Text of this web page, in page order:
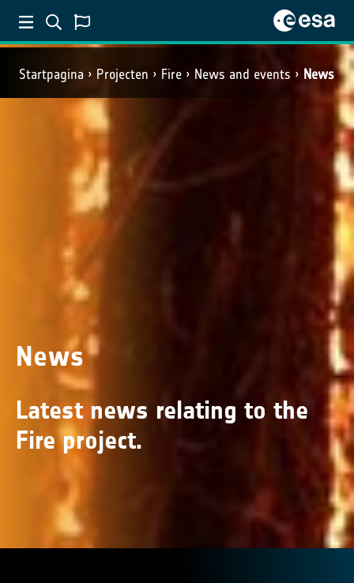
Startpagina Projecten Fire News and events News
News
Latest news relating to the
Fire project.